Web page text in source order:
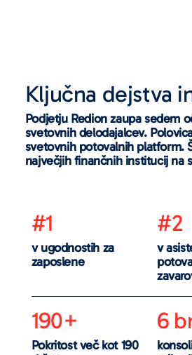
Ključna dejstva
Podjetju Redion zaupa sedem
svetovnih delodajalcev.
svetovnih potovalnih platform.
največjih finančnih institucij na
#1
v ugodnostih za
zaposlene
#2
v
190+
Pokritost več kot 190
6